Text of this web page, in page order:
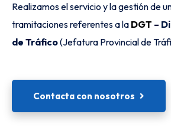
Realizamos el servicio y la gestión de
tramitaciones referentes a la DGT –
de Tráfico(Jefatura Provincial de
Contacta con nosotros